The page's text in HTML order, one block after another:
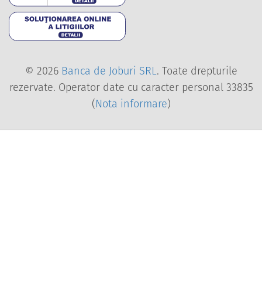
© 2026 Banca de Joburi SRL. Toate drepturile
rezervate. Operator date cu caracter personal 33835
(Nota informare)